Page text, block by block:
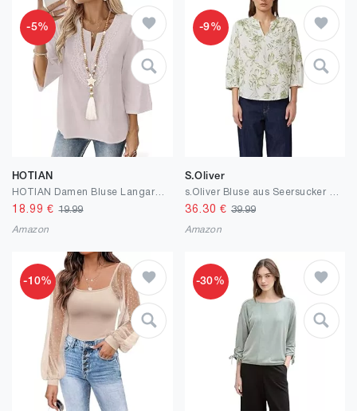
-5%
HOTIAN
HOTIAN Damen Bluse Langarmshirt Boho 3/4 arm Langerm Elegant V-Ausschnitt Leinen blusen Frühling Herbst Spitze Tops Locker Shirt Lässig Outfits
18.99 €19.99
Amazon
-9%
S.Oliver
36.30 € 39.99
Amazon
-10% -30%